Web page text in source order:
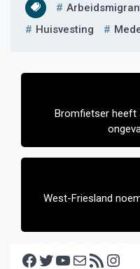
Huisvesting
Bericht
Bromfietser heeft
West-Friesland
Facebook Twitter YouTube E-mail RSS feed